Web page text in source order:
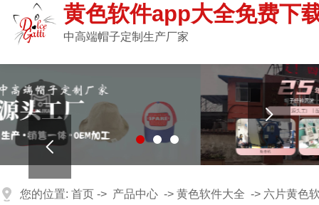
黄色软件app大全免费下
中高端帽子定制生产厂家


您的位置: 首页 -> 产品中心 -> 黄色软件大全 -> 六片黄色